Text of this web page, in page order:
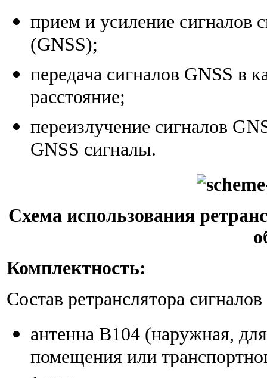
прием и усиление сигналов
(GNSS);
передача сигналов GNSS в
расстояние;
переизлучение сигналов
GNSS сигналы.
Схема использования
Комплектность:
Состав ретранслятора
антенна В104 (наружная,
помещения или